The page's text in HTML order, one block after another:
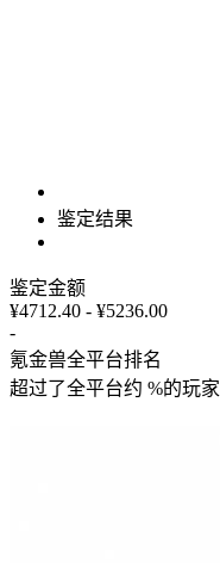
鉴定结果
鉴定金额
¥4712.40 - ¥5236.00
-
氪金兽全平台排名
超过了全平台约 %的玩家